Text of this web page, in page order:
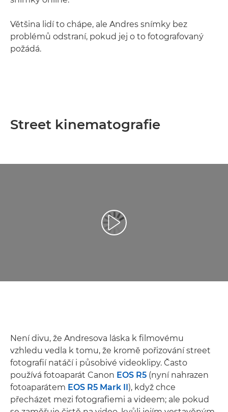
Většina lidí to chápe, ale Andres snímky bez
problémů odstraní, pokud jej o to fotografovaný
požádá.
Street kinematografie
Přehrát video
Není divu, že Andresova láska k filmovému
vzhledu vedla k tomu, že kromě pořizování street
fotografií natáčí i působivé videoklipy. Často
používá fotoaparát Canon EOS R5 (nyní nahrazen
fotoaparátem EOS R5 Mark II), když chce
přecházet mezi fotografiemi a videem; ale pokud